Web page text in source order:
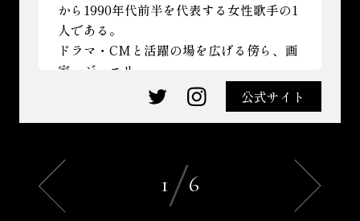
から1990年代前半を代表する女性歌手の1
人である。
ドラマ・CMと活躍の場を広げる傍ら、画
家、ジュエリー
デザイナーとしての才能も発揮。二科会絵
のフォロワー
に加え、35 周 年を機
TikTokも投稿する度に話題となってい
w
t
e
I
公式サイト
1/6